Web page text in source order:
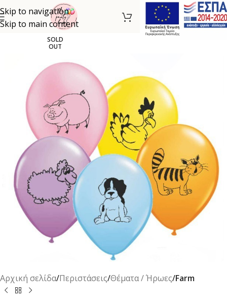
Skip to navigation
Skip to main content
SOLD
OUT
Αρχική σελίδα Περιστάσεις Θέματα / Ήρωες Farm